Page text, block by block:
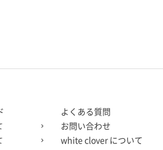
よくある質問
お問い合わせ
white clover について